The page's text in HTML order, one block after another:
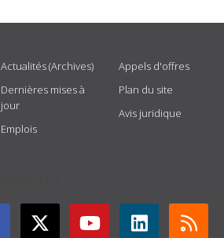
Actualités (Archives)
Dernières mises à
jour
Emplois
Appels d'offres
Plan du site
Avis juridique